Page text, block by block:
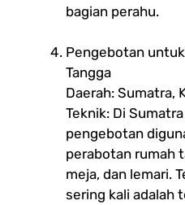
bagian perahu.
Pengebotan
Tangga
Daerah: Sumatra,
Teknik: Di
pengebotan
perabotan rumah
meja, dan lemari.
sering kali adalah